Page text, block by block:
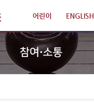
어린이 ENGLISH
참여·소통